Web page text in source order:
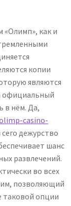
как и
копии
являются
официальный
в нём. Да,
casino-
дежурство
шанс
развлечений.
во всех
позволяющий
таковой опции